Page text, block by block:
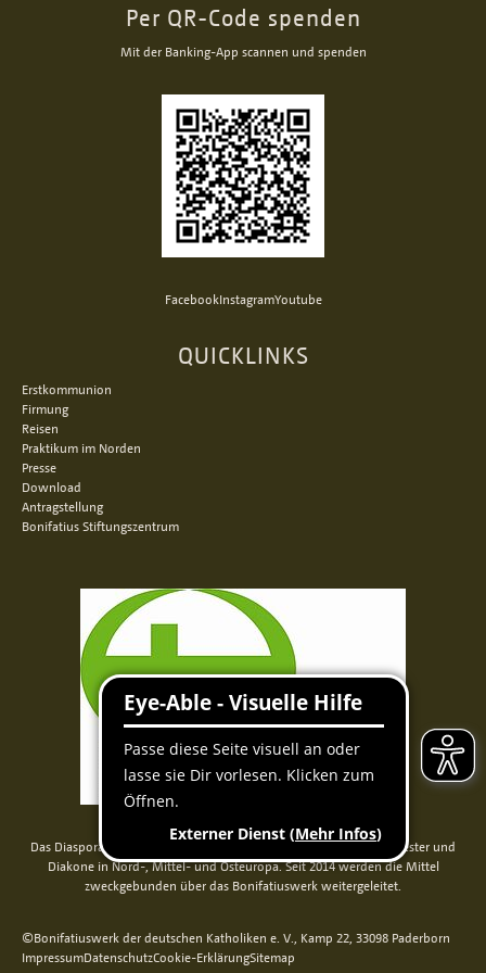
Per QR-Code spenden
Mit der Banking-App scannen und spenden
FacebookInstagramYoutube
QUICKLINKS
Erstkommunion
Firmung
Reisen
Praktikum im Norden
Presse
Download
Antragstellung
Bonifatius Stiftungszentrum
Das Diaspora-Kommissariat der deutschen Bischöfe unterstützt Priester und
Diakone in Nord-, Mittel- und Osteuropa. Seit 2014 werden die Mittel
zweckgebunden über das Bonifatiuswerk weitergeleitet.
©Bonifatiuswerk der deutschen Katholiken e. V., Kamp 22, 33098 Paderborn
ImpressumDatenschutzCookie-ErklärungSitemap